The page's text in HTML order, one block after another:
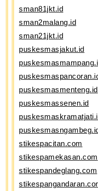
sman81jkt.id
sman2malang.id
sman21jkt.id
puskesmasjakut.id
puskesmasmenteng.id
puskesmassenen.id
stikespacitan.com
stikespamekasan.com
stikespandeglang.com